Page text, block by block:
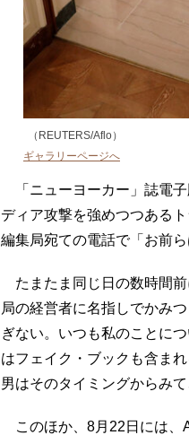
（REUTERS/Aflo）
ギャラリーページへ
「ニューヨーカー」誌電子
ディア攻撃を強めつつある
編集局宛ての電話で「お前
たまたま同じ日の数時間
局の経営者に名指しでかみ
ぎない。いつも私のことに
はフェイク・ブックも含ま
男はそのタイミングからみ
このほか、8月22日には、